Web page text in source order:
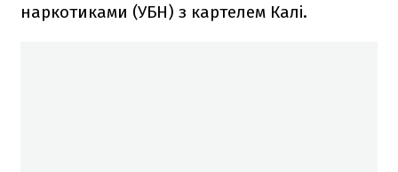
наркотиками (УБН) з картелем Калі.